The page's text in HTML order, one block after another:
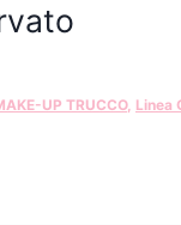
UP TRUCCO, Linea